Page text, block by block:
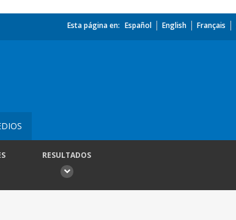
Esta página en: Español English Français
RESULTADOS